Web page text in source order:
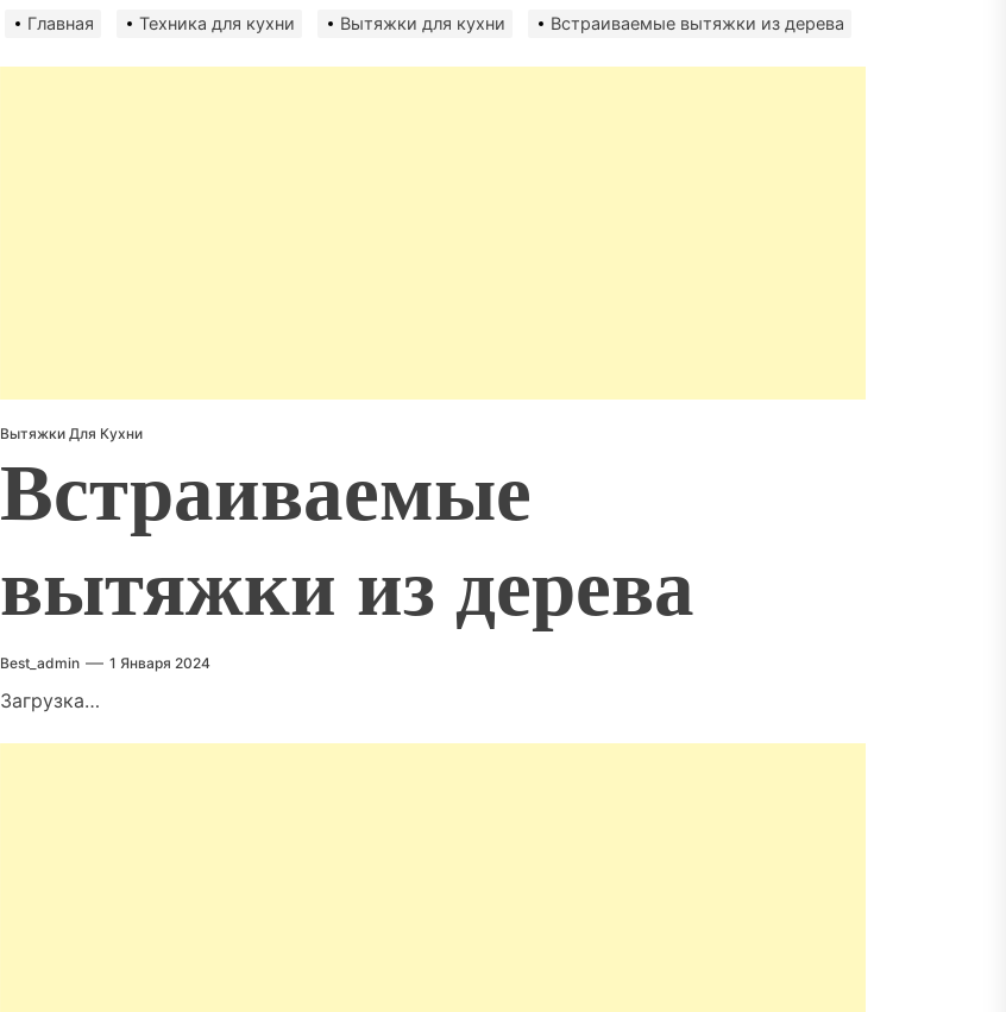
безопасности объектов
Главная Техника для кухни Вытяжки для кухни Встраиваемые вытяжки из дерева
Вытяжки Для Кухни
Встраиваемые
вытяжки из дерева
Best_admin 1 Января 2024
Загрузка…